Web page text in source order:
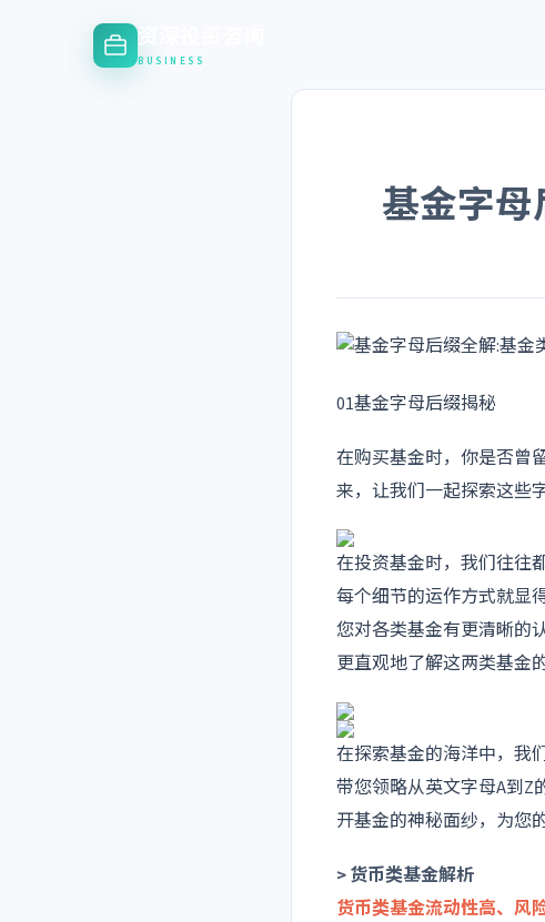
资深投资咨询
BUSINESS
基金字
01基金字母后缀揭秘
在购买基金时，你是否曾
来，让我们一起探索这些
在投资基金时，我们往往
每个细节的运作方式就显
您对各类基金有更清晰的
更直观地了解这两类基金
在探索基金的海洋中，我
带您领略从英文字母A到Z
开基金的神秘面纱，为您
> 货币类基金解析
货币类基金流动性高、风